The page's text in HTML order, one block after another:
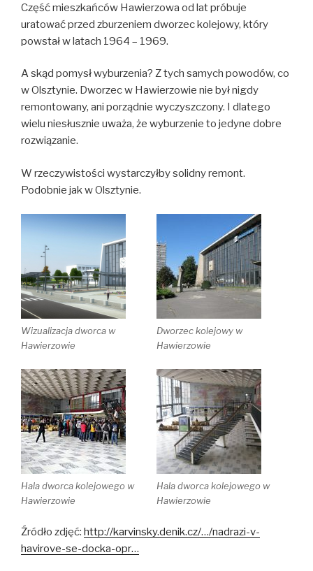
Część mieszkańców Hawierzowa od lat próbuje
uratować przed zburzeniem dworzec kolejowy, który
powstał w latach 1964 – 1969.
A skąd pomysł wyburzenia? Z tych samych powodów, co
w Olsztynie. Dworzec w Hawierzowie nie był nigdy
remontowany, ani porządnie wyczyszczony. I dlatego
wielu niesłusznie uważa, że wyburzenie to jedyne dobre
rozwiązanie.
W rzeczywistości wystarczyłby solidny remont.
Podobnie jak w Olsztynie.
Wizualizacja dworca w
Hawierzowie
Dworzec kolejowy w
Hawierzowie
Hala dworca kolejowego w
Hawierzowie
Hala dworca kolejowego w
Hawierzowie
Źródło zdjęć: http://karvinsky.denik.cz/…/nadrazi-v-
havirove-se-docka-opr…